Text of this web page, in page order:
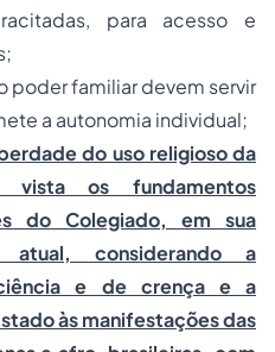
para acesso e
poder familiar devem servir
a autonomia individual;
do uso religioso da
vista os fundamentos
do Colegiado, em sua
considerando a
e de crença e a
às manifestações das